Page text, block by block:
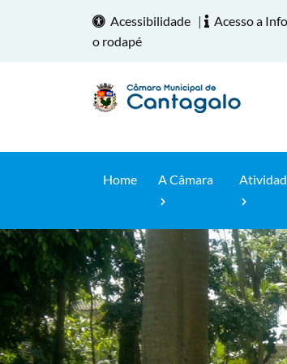
Acessibilidade | Acesso a
o rodapé
Home A Câmara